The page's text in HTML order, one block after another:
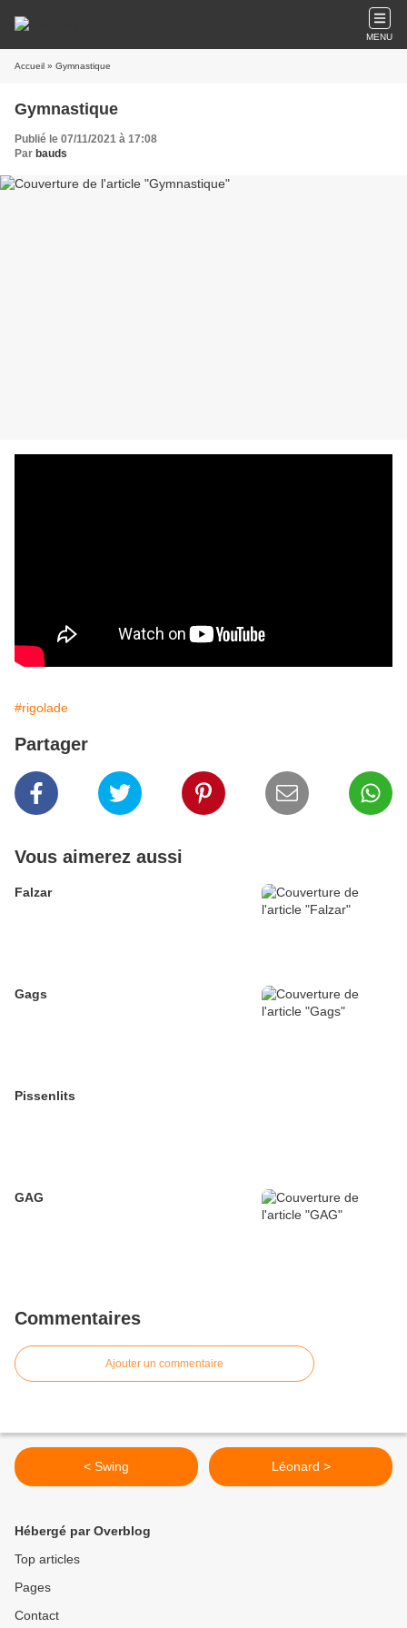
MENU
Accueil » Gymnastique
Gymnastique
Publié le 07/11/2021 à 17:08
Par bauds
#rigolade
Partager
Vous aimerez aussi
Falzar
Gags
Pissenlits
GAG
Commentaires
Ajouter un commentaire
< Swing Léonard >
Hébergé par Overblog
Top articles
Pages
Contact